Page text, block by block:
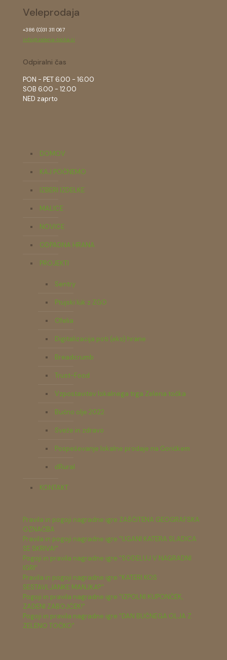
Veleprodaja
+386 (0)31 311 067
info@zelena-tocka.si
Odpiralni čas
PON - PET 6.00 - 16.00
SOB 6.00 - 12.00
NED zaprto
DOMOV
KAJ POČNEMO
IZBERI IZDELKE
MALICE
NOVICE
ODPADNA HRANA
PROJEKTI
Sentry
Ptujski lük z ZGO
Ofelia
Digitalizacija poti (eko) hrane
Breadcrumb
Trust-Food
Vzpostavitev lokalnega trga Zelena točka
Bučno olje 2022
Sveže in zdravo
Pospeševanje lokalne prodaje na Goričkem
dRural
KONTAKT
Pravila in pogoji nagradne igre ZAŠČITENA GEOGRAFSKA
OZNAČBA
Pravila in pogoji nagradne igre "UGANI KATERA SLADICA
SE SKRIVA!"
Pogoji in pravila nagradne igre "SODELUJ V NAGRADNI
IGRI"
Pravila in pogoji nagradne igre "KATERI KOS
SESTAVLJANKE MANJKA?"
Pogoji in pravila nagradne igre "IZPOLNI KUPONČEK,
ZADENI ZABOJČEK!"
Pogoji in pravila nagradne igre "DAN BUČNEGA OLJA Z
ZELENO TOČKO"